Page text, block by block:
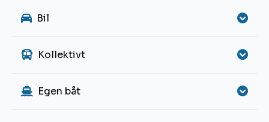
Bil
Kollektivt
Egen båt